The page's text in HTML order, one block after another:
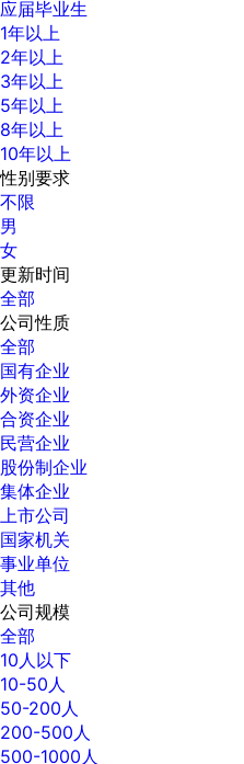
应届毕业生
1年以上
2年以上
3年以上
5年以上
8年以上
10年以上
性别要求
不限
男
女
更新时间
全部
公司性质
全部
国有企业
外资企业
合资企业
民营企业
股份制企业
集体企业
上市公司
国家机关
事业单位
其他
公司规模
全部
10人以下
10-50人
50-200人
200-500人
500-1000人